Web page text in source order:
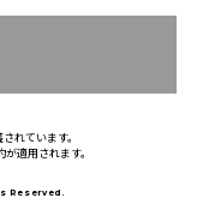
れています。
が適用されます。
Reserved.